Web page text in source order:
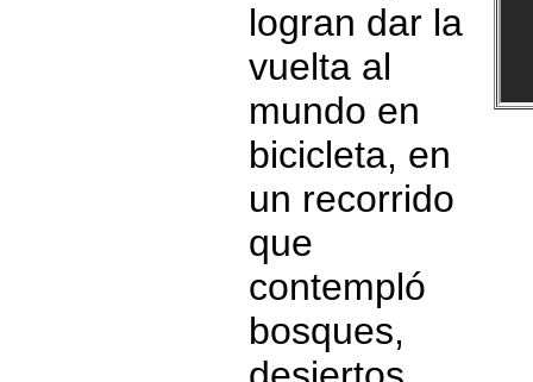
logran dar la
vuelta al
mundo en
bicicleta, en
un recorrido
que
contempló
bosques,